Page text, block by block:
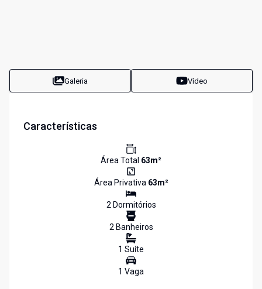
Galeria Vídeo
Características
Área Total 63m²
Área Privativa 63m²
2Dormitórios
2Banheiros
1 Suíte
1 Vaga